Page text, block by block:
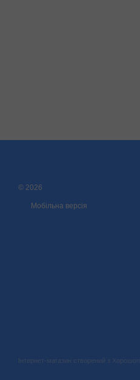
© 2026
Мобільна версія
Інтернет-магазин створений з Хорошоп